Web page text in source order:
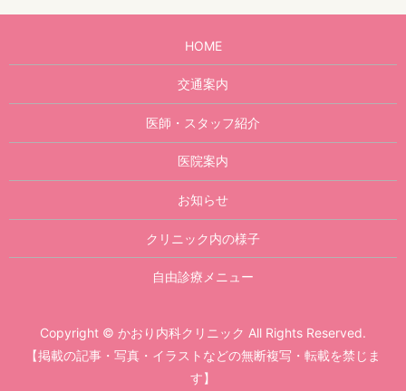
HOME
交通案内
医師・スタッフ紹介
医院案内
お知らせ
クリニック内の様子
自由診療メニュー
Copyright © かおり内科クリニック All Rights Reserved.
【掲載の記事・写真・イラストなどの無断複写・転載を禁じま
す】